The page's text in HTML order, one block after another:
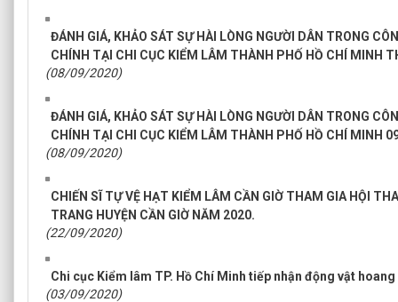
ĐÁNH GIÁ, KHẢO SÁT SỰ HÀI LÒNG NGƯỜI DÂN TRONG
CHÍNH TẠI CHI CỤC KIỂM LÂM THÀNH PHỐ HỒ CHÍ MINH
(08/09/2020)
ĐÁNH GIÁ, KHẢO SÁT SỰ HÀI LÒNG NGƯỜI DÂN TRONG
CHÍNH TẠI CHI CỤC KIỂM LÂM THÀNH PHỐ HỒ CHÍ MINH
(08/09/2020)
CHIẾN SĨ TỰ VỆ HẠT KIỂM LÂM CẦN GIỜ THAM GIA HỘI
TRANG HUYỆN CẦN GIỜ NĂM 2020.
(22/09/2020)
Chi cục Kiểm lâm TP. Hồ Chí Minh tiếp nhận động vật
(03/09/2020)